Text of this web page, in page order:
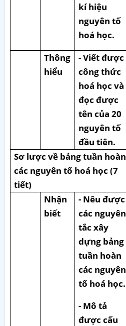
kí hiệu
nguyên tố
hoá học.
Thông
hiểu
- Viết được
công thức
hoá học và
đọc được
tên của 20
nguyên tố
đầu tiên.
Sơ lược về bảng tuần hoàn
các nguyên tố hoá học (7
tiết)
Nhận
biết
- Nêu được
các nguyên
tắc xây
dựng bảng
tuần hoàn
các nguyên
tố hoá học.
- Mô tả
được cấu